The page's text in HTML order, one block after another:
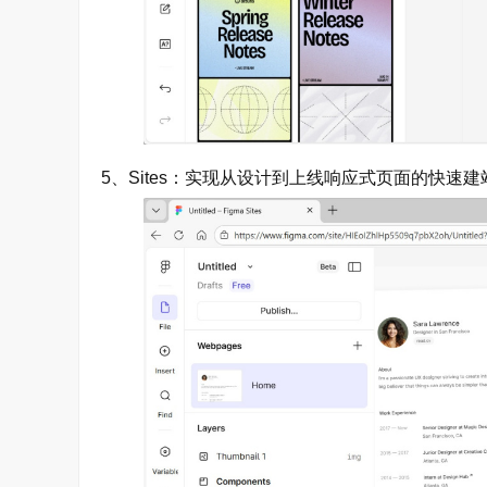
5、Sites：实现从设计到上线响应式页面的快速建